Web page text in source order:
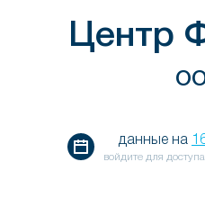
Центр
данные на
войдите для